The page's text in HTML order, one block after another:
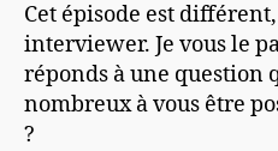
Cet épisode est
interviewer. Je vous le
réponds à une question
nombreux à vous être
?